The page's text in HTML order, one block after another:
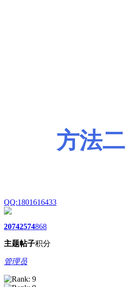
QQ:1801616433
2074
主题
2574
帖子
868
积分
管理员
选择
方法二
2.
3.输
4.如